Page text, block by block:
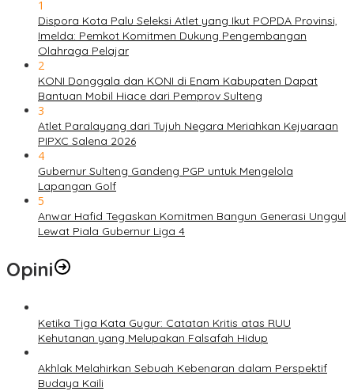
1
Dispora Kota Palu Seleksi Atlet yang Ikut POPDA Provinsi,
Imelda: Pemkot Komitmen Dukung Pengembangan
Olahraga Pelajar
2
KONI Donggala dan KONI di Enam Kabupaten Dapat
Bantuan Mobil Hiace dari Pemprov Sulteng
3
Atlet Paralayang dari Tujuh Negara Meriahkan Kejuaraan
PIPXC Salena 2026
4
Gubernur Sulteng Gandeng PGP untuk Mengelola
Lapangan Golf
5
Anwar Hafid Tegaskan Komitmen Bangun Generasi Unggul
Lewat Piala Gubernur Liga 4
Opini
Ketika Tiga Kata Gugur: Catatan Kritis atas RUU
Kehutanan yang Melupakan Falsafah Hidup
Akhlak Melahirkan Sebuah Kebenaran dalam Perspektif
Budaya Kaili